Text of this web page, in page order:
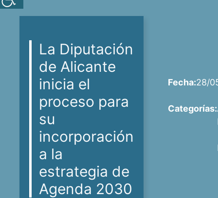
La Diputación
de Alicante
inicia el
proceso para
su
incorporación
a la
estrategia de
Agenda 2030
Fecha:28/
Categorías: